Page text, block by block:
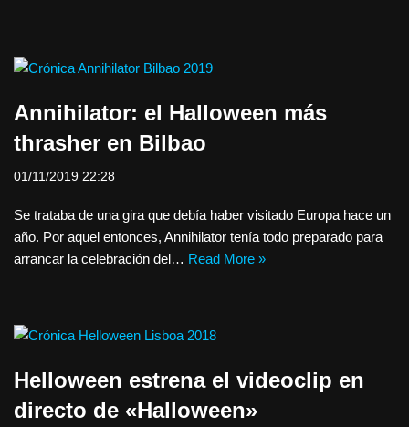
Annihilator: el Halloween más
thrasher en Bilbao
01/11/2019 22:28
Se trataba de una gira que debía haber visitado Europa hace un
año. Por aquel entonces, Annihilator tenía todo preparado para
arrancar la celebración del… Read More »
Helloween estrena el videoclip en
directo de «Halloween»